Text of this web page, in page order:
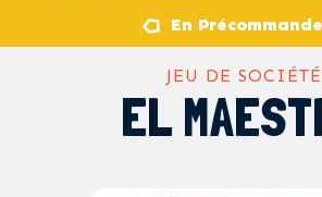
En Précommande
JEU DE SOCIÉTÉ
EL